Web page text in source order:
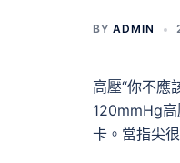
BY ADMIN
高壓“你不應
120mmHg
卡。當指尖